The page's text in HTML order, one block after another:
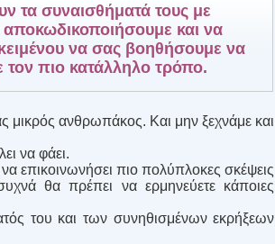
τα συναισθήματά τους με
και να
να σας βοηθήσουμε να
τον πιο κατάλληλο τρόπο.
μικρός ανθρωπάκος. Και μην ξεχνάμε και
να φάει.
επικοινωνήσει πιο πολύπλοκες σκέψεις
θα πρέπει να ερμηνεύετε κάποιες
του και των συνηθισμένων εκρήξεων